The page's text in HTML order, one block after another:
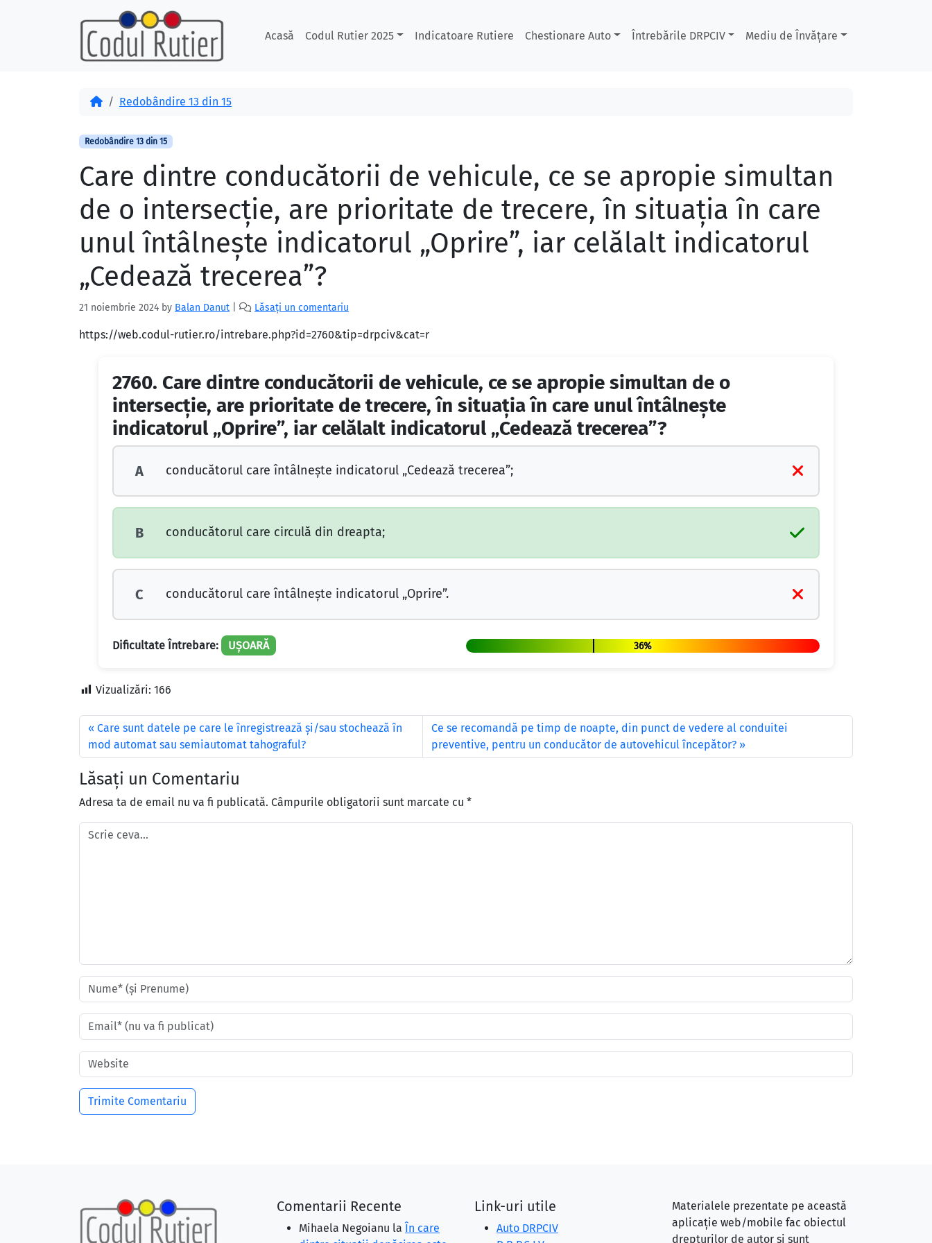
Acasă Codul Rutier 2025 Indicatoare Rutiere Chestionare Auto Întrebările DRPCIV Mediu de Învățare
AcasăRedobândire 13 din 15
Redobândire 13 din 15
Care dintre conducătorii de vehicule, ce se apropie simultan
de o intersecţie, are prioritate de trecere, în situaţia în care
unul întâlneşte indicatorul „Oprire”, iar celălalt indicatorul
„Cedează trecerea”?
21 noiembrie 2024 by Balan Danut Lăsați un comentariu
https://web.codul-rutier.ro/intrebare.php?id=2760&tip=drpciv&cat=r
2760. Care dintre conducătorii de vehicule, ce se apropie simultan de o
intersecţie, are prioritate de trecere, în situaţia în care unul întâlneşte
indicatorul „Oprire”, iar celălalt indicatorul „Cedează trecerea”?
A conducătorul care întâlneşte indicatorul „Cedează trecerea”;
B conducătorul care circulă din dreapta;
C conducătorul care întâlneşte indicatorul „Oprire”.
Dificultate Întrebare: UȘOARĂ 36%
Vizualizări: 166
Care sunt datele pe care le înregistrează şi/sau stochează în
mod automat sau semiautomat tahograful?
Ce se recomandă pe timp de noapte, din punct de vedere al conduitei
preventive, pentru un conducător de autovehicul începător?
Lăsați un Comentariu
Adresa ta de email nu va fi publicată. Câmpurile obligatorii sunt marcate cu *
Comentarii Recente
Mihaela Negoianu la În care
Link-uri utile
Auto DRPCIV
Materialele prezentate pe această
aplicație web/mobile fac obiectul
drepturilor de autor și sunt